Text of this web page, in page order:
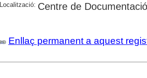
Localització: Centre de
Enllaç permanent a aquest